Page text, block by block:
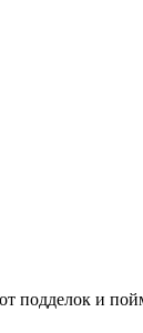
подделок и